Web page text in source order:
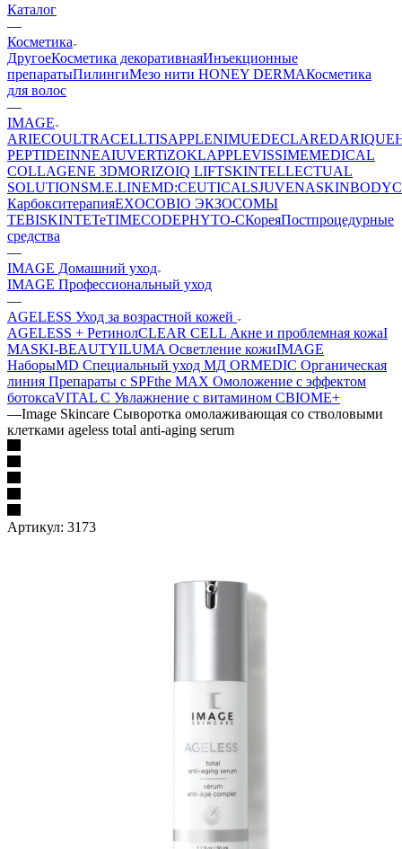
Каталог
—
Косметика
ДругоеКосметика декоративнаяИнъекционные
препаратыПилингиМезо нити HONEY DERMAКосметика
для волос
—
IMAGE
ARIECOULTRACELLTISAPPLENIMUEDECLAREDARIQUE
PEPTIDEINNEAIUVERTiZOKLAPPLEVISSIMEMEDICAL
COLLAGENE 3DMORIZOIQ LIFTSKINTELLECTUAL
SOLUTIONSM.E.LINEMD:CEUTICALSJUVENASKINBODY
КарбокситерапияEXOCOBIO ЭКЗОСОМЫ
TEBISKINTETeTIMECODEPHYTO-CКореяПостпроцедурные
средства
—
IMAGE Домашний уход
IMAGE Профессиональный уход
—
AGELESS Уход за возрастной кожей
AGELESS + РетинолCLEAR CELL Акне и проблемная кожаI
MASKI-BEAUTYILUMA Осветление кожиIMAGE
НаборыMD Специальный уход МД ORMEDIC Органическая
линия Препараты с SPFthe MAX Омоложение с эффектом
ботоксаVITAL C Увлажнение с витамином СBIOME+
—Image Skincare Сыворотка омолаживающая со стволовыми
клетками ageless total anti-aging serum
Артикул: 3173